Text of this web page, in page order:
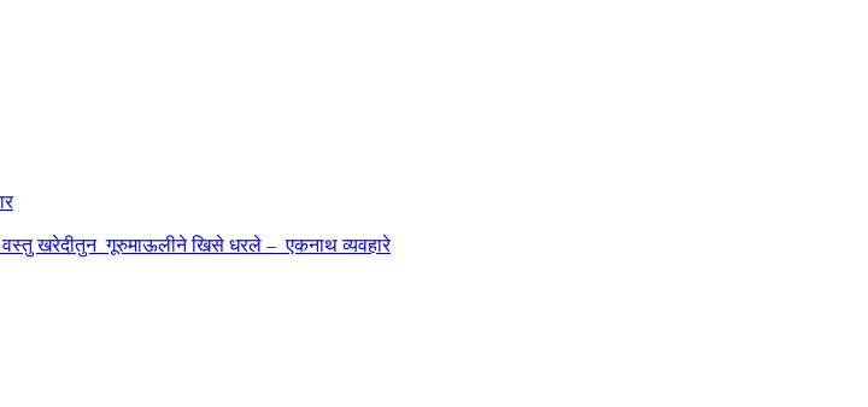
वस्तु खरेदीतुन गूरुमाऊलीने खिसे धरले – एकनाथ व्यवहारे